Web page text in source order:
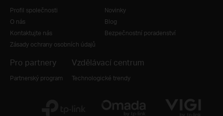
Profil společnosti
O nás
Kontaktujte nás
Zásady ochrany osobních údajů
Novinky
Blog
Bezpečnostní poradenství
Pro partnery
Partnerský program
Vzdělávací centrum
Technologické trendy